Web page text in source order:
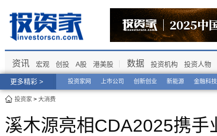
更多精彩 > 投资家网 上市公司 创新创业 新能源 金融科技
资讯 宏观 创投 A股 港美股 数据 投资机构 投资人物
投资家 > 大消费
溪木源亮相CDA2025携手